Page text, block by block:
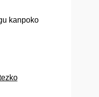
kanpoko